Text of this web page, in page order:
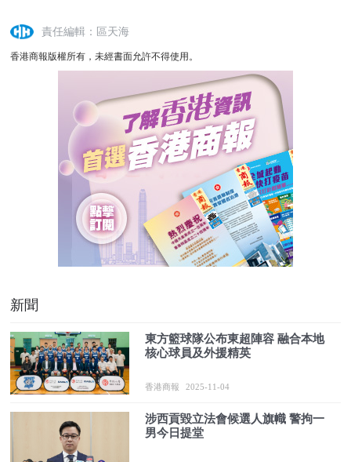
責任編輯：區天海
香港商報版權所有，未經書面允許不得使用。
新聞
東方籃球隊公布東超陣容 融合本地
核心球員及外援精英
香港商報 2025-11-04
涉西貢毀立法會候選人旗幟 警拘一
男今日提堂